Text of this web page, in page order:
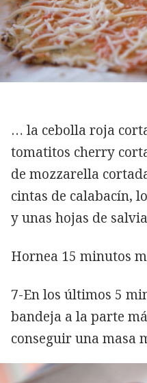
… la cebolla roja
tomatitos cherry
de mozzarella
cintas de calabacín,
y unas hojas de
Hornea 15 minutos
7-En los últimos 5
bandeja a la parte
conseguir una masa